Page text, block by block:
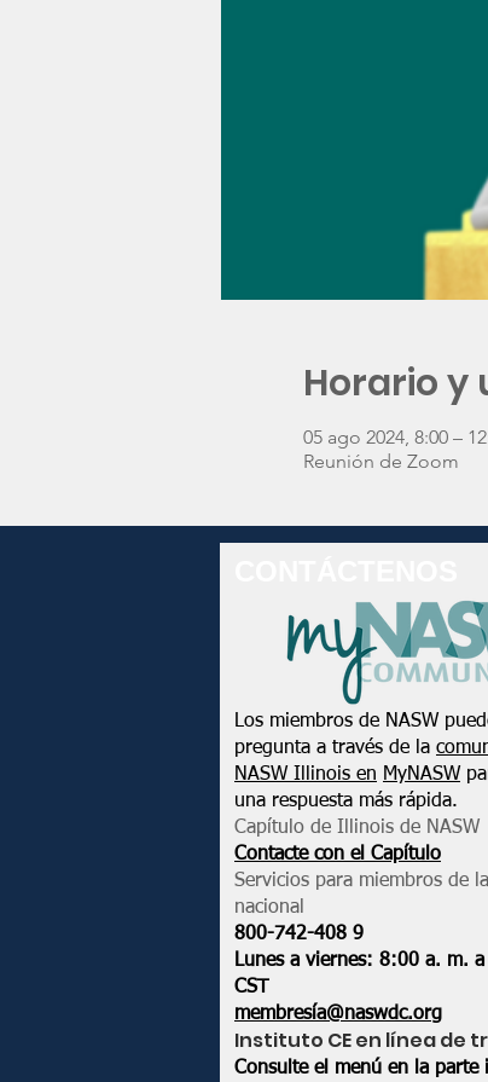
Horario y
05 ago 2024, 8:00 –
Reunión de Zoom
Los miembros de NASW
pregunta a través de la
NASW Illinois en MyNASW
una respuesta más rápida.
Capítulo de Illinois de NASW
Contacte con el Capítulo
Servicios para miembros de
nacional
800-742-408 9
Lunes a viernes: 8:00 a. m.
CST
membresía@naswdc.org
Instituto CE en línea de
Consulte el menú en la parte